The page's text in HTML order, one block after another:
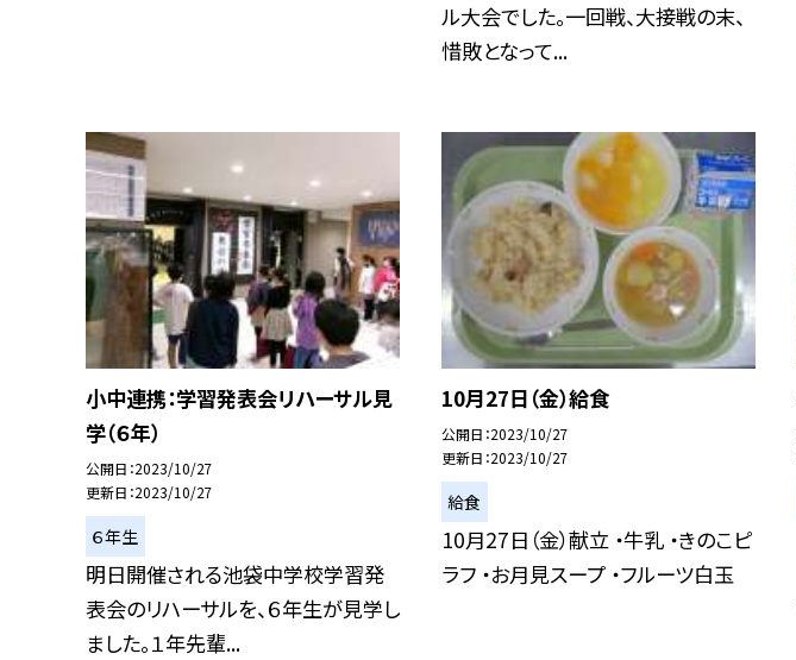
ル大会でした。一回戦、大接戦の末、
惜敗となって...
小中連携：学習発表会リハーサル見
学（６年）
公開日 2023/10/27
更新日 2023/10/27
６年生
明日開催される池袋中学校学習発
表会のリハーサルを、６年生が見学し
ました。１年先輩...
10月27日（金）給食
公開日 2023/10/27
更新日 2023/10/27
給食
10月27日（金）献立 ・牛乳 ・きのこピ
ラフ ・お月見スープ ・フルーツ白玉